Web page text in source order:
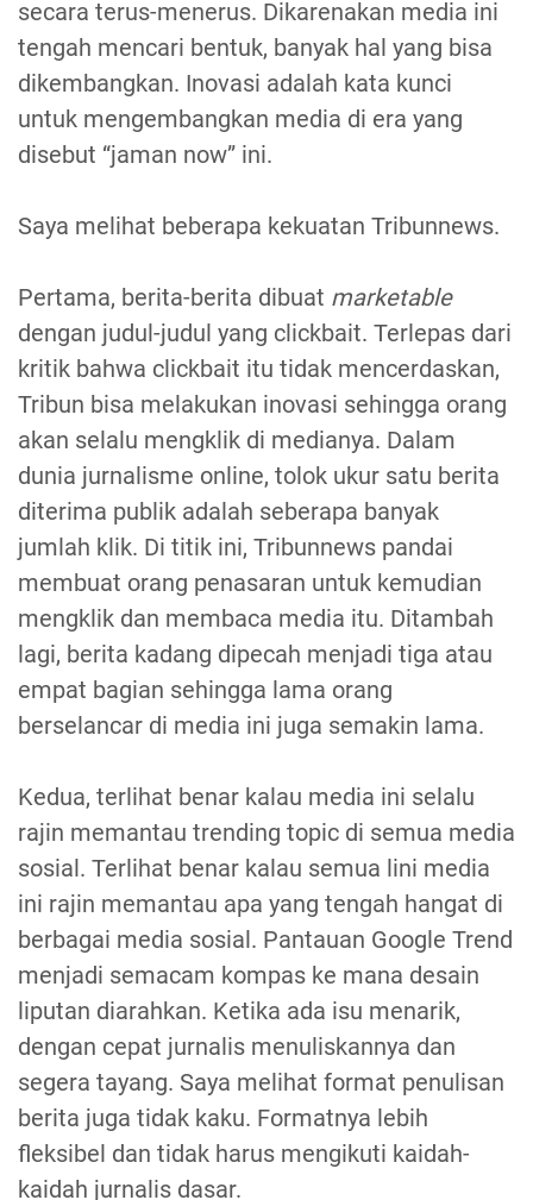
secara terus-menerus. Dikarenakan media ini
tengah mencari bentuk, banyak hal yang bisa
dikembangkan. Inovasi adalah kata kunci
untuk mengembangkan media di era yang
disebut “jaman now” ini.
Saya melihat beberapa kekuatan Tribunnews.
Pertama, berita-berita dibuat marketable
dengan judul-judul yang clickbait. Terlepas dari
kritik bahwa clickbait itu tidak mencerdaskan,
Tribun bisa melakukan inovasi sehingga orang
akan selalu mengklik di medianya. Dalam
dunia jurnalisme online, tolok ukur satu berita
diterima publik adalah seberapa banyak
jumlah klik. Di titik ini, Tribunnews pandai
membuat orang penasaran untuk kemudian
mengklik dan membaca media itu. Ditambah
lagi, berita kadang dipecah menjadi tiga atau
empat bagian sehingga lama orang
berselancar di media ini juga semakin lama.
Kedua, terlihat benar kalau media ini selalu
rajin memantau trending topic di semua media
sosial. Terlihat benar kalau semua lini media
ini rajin memantau apa yang tengah hangat di
berbagai media sosial. Pantauan Google Trend
menjadi semacam kompas ke mana desain
liputan diarahkan. Ketika ada isu menarik,
dengan cepat jurnalis menuliskannya dan
segera tayang. Saya melihat format penulisan
berita juga tidak kaku. Formatnya lebih
fleksibel dan tidak harus mengikuti kaidah-
kaidah jurnalis dasar.